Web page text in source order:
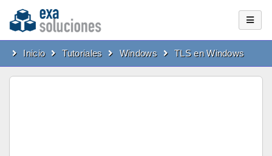
Inicio Tutoriales Windows TLS en Windows